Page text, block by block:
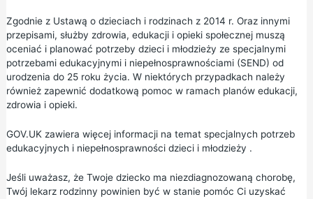
Zgodnie z Ustawą o dzieciach i rodzinach z 2014 r. Oraz innymi
przepisami, służby zdrowia, edukacji i opieki społecznej muszą
oceniać i planować potrzeby dzieci i młodzieży ze specjalnymi
potrzebami edukacyjnymi i niepełnosprawnościami (SEND) od
urodzenia do 25 roku życia. W niektórych przypadkach należy
również zapewnić dodatkową pomoc w ramach planów edukacji,
zdrowia i opieki.
GOV.UK zawiera więcej informacji na temat specjalnych potrzeb
edukacyjnych i niepełnosprawności dzieci i młodzieży .
Jeśli uważasz, że Twoje dziecko ma niezdiagnozowaną chorobę,
Twój lekarz rodzinny powinien być w stanie pomóc Ci uzyskać